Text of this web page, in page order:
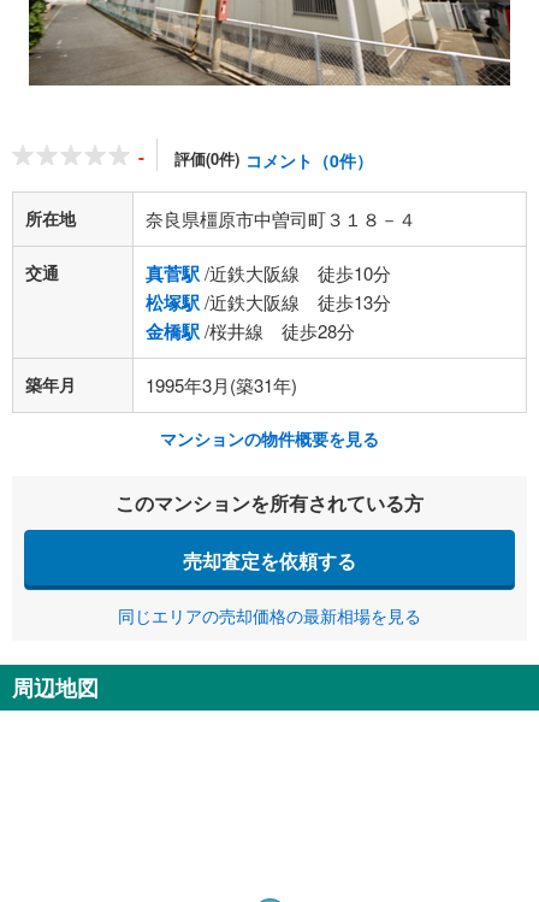
- 評価(0件) コメント（0件）
所在地 奈良県橿原市中曽司町３１８－４
交通 真菅駅/近鉄大阪線 徒歩10分
松塚駅/近鉄大阪線 徒歩13分
金橋駅/桜井線 徒歩28分
築年月 1995年3月(築31年)
マンションの物件概要を見る
このマンションを所有されている方
売却査定を依頼する
同じエリアの売却価格の最新相場を見る
周辺地図